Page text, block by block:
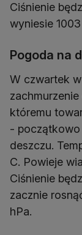
Ciśnienie
wyniesie
Pogoda na
W czwartek w
któremu
- początkowo
deszczu.
C. Powieje
Ciśnienie
zacznie
hPa.